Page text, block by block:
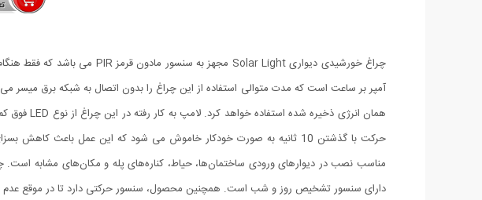
آمپر بر ساعت است که مدت متوالی استفاده از این چراغ را بدون اتصال به شبکه برق
مناسب نصب در دیوارهای ورودی ساختمان‌ها، حیاط، کناره‌های پله و مکان‌های مشابه
دارای سنسور تشخیص روز و شب است. همچنین محصول، سنسور حرکتی دارد تا در موقع عدم